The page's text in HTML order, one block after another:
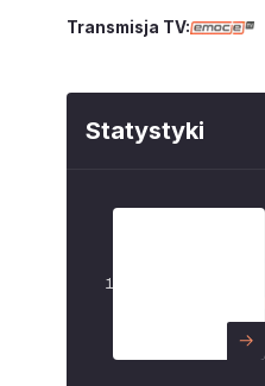
Transmisja TV:
Statystyki
1